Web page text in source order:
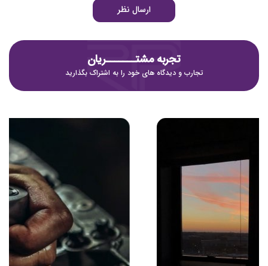
ارسال نظر
تجربه مشتـــــــریان
تجارب و دیدگاه های خود را به اشتراک بگذارید